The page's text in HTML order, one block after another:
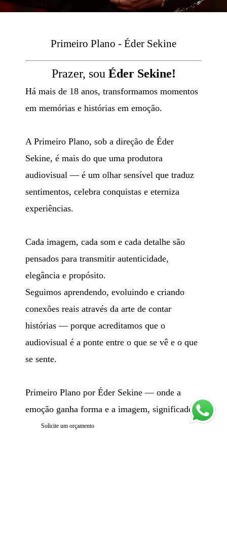
Primeiro Plano - Éder Sekine
Prazer, sou Éder Sekine!
Há mais de 18 anos, transformamos momentos
em memórias e histórias em emoção.
A Primeiro Plano, sob a direção de Éder
Sekine, é mais do que uma produtora
audiovisual — é um olhar sensível que traduz
sentimentos, celebra conquistas e eterniza
experiências.
Cada imagem, cada som e cada detalhe são
pensados para transmitir autenticidade,
elegância e propósito.
Seguimos aprendendo, evoluindo e criando
conexões reais através da arte de contar
histórias — porque acreditamos que o
audiovisual é a ponte entre o que se vê e o que
se sente.
Primeiro Plano por Éder Sekine — onde a
emoção ganha forma e a imagem, significado.
Solicite um orçamento